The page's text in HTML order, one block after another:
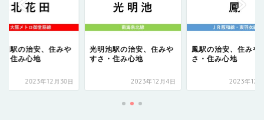
田駅の治安、住みや
・住み心地
2023年12月30日
光明池駅の治安、住みや
すさ・住み心地
2023年12月4日
鳳駅の治安、住みや
さ・住み心地
2023年12